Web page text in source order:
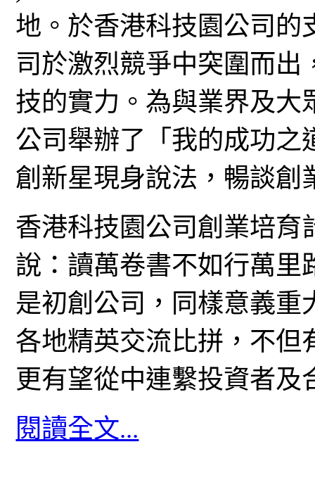
地。於香港科技園公司的
司於激烈競爭中突圍而
技的實力。為與業界及大
公司舉辦了「我的成功之
創新星現身說法，暢談創
香港科技園公司創業培育
說：讀萬卷書不如行萬里
是初創公司，同樣意義重
各地精英交流比拼，不但
更有望從中連繫投資者及
閱讀全文...